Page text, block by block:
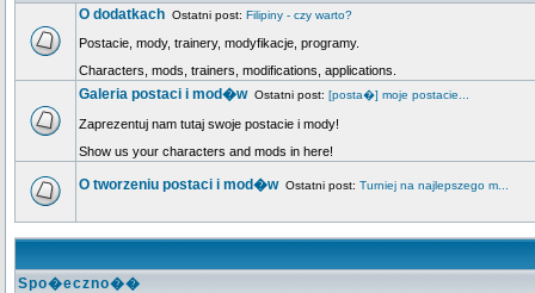
O dodatkach Ostatni post: Filipiny - czy warto?
Postacie, mody, trainery, modyfikacje, programy.
Characters, mods, trainers, modifications, applications.
Galeria postaci i mod�wOstatni post: [posta�] moje postacie...
Zaprezentuj nam tutaj swoje postacie i mody!
Show us your characters and mods in here!
O tworzeniu postaci i mod�wOstatni post: Turniej na najlepszego m...
Spo�eczno��